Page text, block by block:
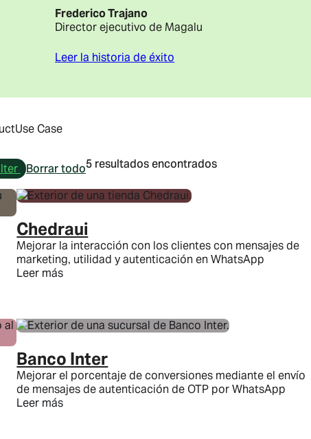
Frederico Trajano
Director ejecutivo de Magalu
Leer la historia de éxito
Use Case
Borrar todo5 resultados encontrados
Chedraui
Mejorar la interacción con los clientes con mensajes de
marketing, utilidad y autenticación en WhatsApp
Leer más
Banco Inter
Mejorar el porcentaje de conversiones mediante el envío
de mensajes de autenticación de OTP por WhatsApp
Leer más